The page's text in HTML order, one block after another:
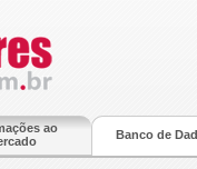
ao
Banco de